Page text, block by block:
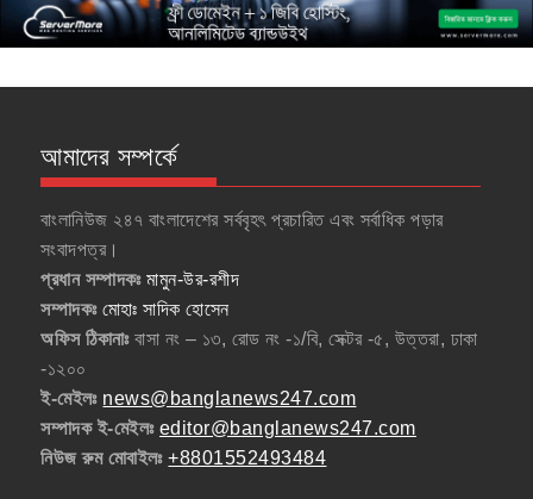
আমাদের সম্পর্কে
বাংলানিউজ ২৪৭ বাংলাদেশের সর্ববৃহৎ প্রচারিত এবং সর্বাধিক পড়ার
সংবাদপত্র।
প্রধান সম্পাদকঃমামুন-উর-রশীদ
সম্পাদকঃ মোহাঃ সাদিক হোসেন
অফিস ঠিকানাঃবাসা নং – ১৩, রোড নং -১/বি, সেক্টর -৫, উত্তরা, ঢাকা
-১২০০
ই-মেইলঃ news@banglanews247.com
সম্পাদক ই-মেইলঃ editor@banglanews247.com
নিউজ রুম মোবাইলঃ+8801552493484